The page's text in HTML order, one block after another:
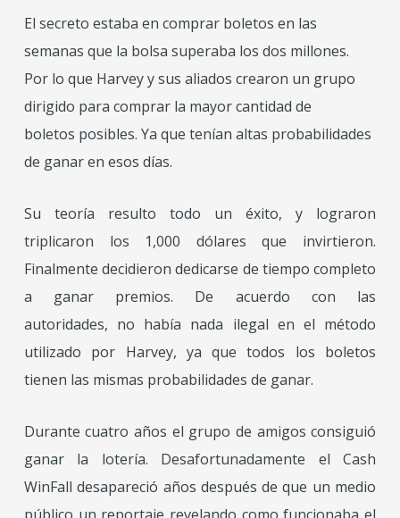
El secreto estaba en comprar boletos en las
semanas que la bolsa superaba los dos millones.
Por lo que Harvey y sus aliados crearon un grupo
dirigido para comprar la mayor cantidad de
boletos posibles. Ya que tenían altas probabilidades
de ganar en esos días.
Su teoría resulto todo un éxito, y lograron
triplicaron los 1,000 dólares que invirtieron.
Finalmente decidieron dedicarse de tiempo completo
a ganar premios. De acuerdo con las
autoridades, no había nada ilegal en el método
utilizado por Harvey, ya que todos los boletos
tienen las mismas probabilidades de ganar.
Durante cuatro años el grupo de amigos consiguió
ganar la lotería. Desafortunadamente el Cash
WinFall desapareció años después de que un medio
público un reportaje revelando como funcionaba el